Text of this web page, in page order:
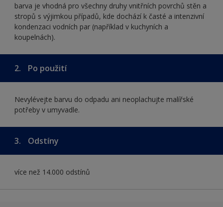
barva je vhodná pro všechny druhy vnitřních povrchů stěn a
stropů s výjimkou případů, kde dochází k časté a intenzivní
kondenzaci vodních par (například v kuchyních a
koupelnách).
2. Po použití
Nevylévejte barvu do odpadu ani neoplachujte malířské
potřeby v umyvadle.
3. Odstíny
více než 14.000 odstínů